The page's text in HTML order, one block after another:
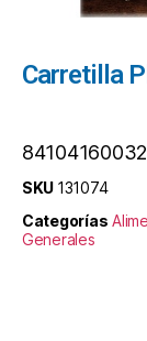
Carretilla
SKU 131074
Categorías
Generales